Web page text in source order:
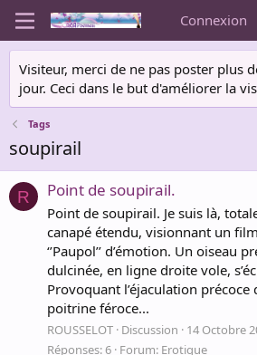
Connexion
Visiteur, merci de ne pas poster plus
jour. Ceci dans le but d'améliorer la
Tags
soupirail
R Point de soupirail.
Point de soupirail. Je suis là,
canapé étendu, visionnant un
‘’Paupol’’ d’émotion. Un oiseau
dulcinée, en ligne droite vole,
Provoquant l’éjaculation précoce
poitrine féroce...
ROUSSELOT Discussion 14 Octobre
Réponses: 6 Forum: Erotique